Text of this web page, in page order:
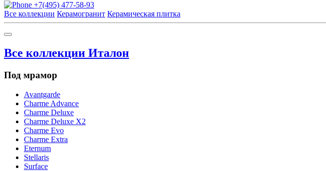
+7(495) 477-58-93
Все коллекции Керамогранит Керамическая плитка
Все коллекции Италон
Под мрамор
Avantgarde
Charme Advance
Charme Deluxe
Charme Deluxe X2
Charme Evo
Charme Extra
Eternum
Stellaris
Surface